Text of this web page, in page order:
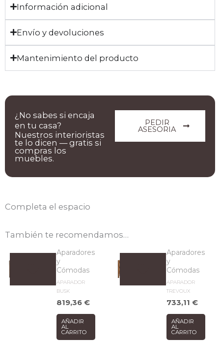
Información adicional
Envío y devoluciones
Mantenimiento del producto
PEDIR
ASESORIA
¿No sabes si encaja
en tu casa?
Nuestros interioristas
te lo dicen — gratis si
compras los
muebles.
Completa el espacio
También te recomendamos…
Aparadores
y
Cómodas
APARADOR
BUSK
819,36€
AÑADIR
AL
CARRITO
Aparadores
y
Cómodas
APARADOR
TREVOUX
733,11€
AÑADIR
AL
CARRITO